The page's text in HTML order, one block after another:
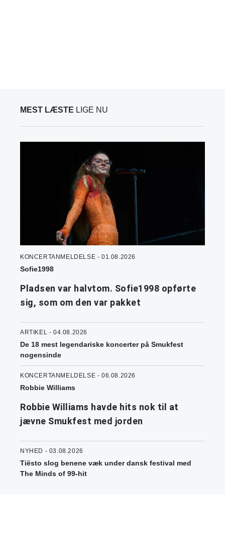
MEST LÆSTE LIGE NU
KONCERTANMELDELSE - 01.08.2026
Sofie1998
Pladsen var halvtom. Sofie1998 opførte
sig, som om den var pakket
ARTIKEL - 04.08.2026
De 18 mest legendariske koncerter på Smukfest
nogensinde
KONCERTANMELDELSE - 06.08.2026
Robbie Williams
Robbie Williams havde hits nok til at
jævne Smukfest med jorden
NYHED - 03.08.2026
Tiësto slog benene væk under dansk festival med
The Minds of 99-hit